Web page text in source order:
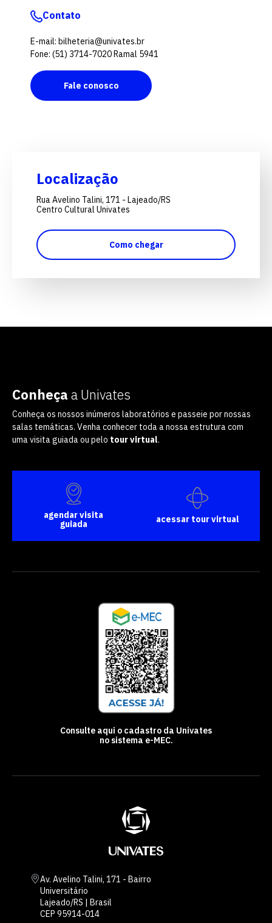
Contato
E-mail: bilheteria@univates.br
Fone: (51) 3714-7020 Ramal 5941
Fale conosco
Localização
Rua Avelino Talini, 171 - Lajeado/RS
Centro Cultural Univates
Como chegar
Conheça a Univates
Conheça os nossos inúmeros laboratórios e passeie por nossas
salas temáticas. Venha conhecer toda a nossa estrutura com
uma visita guiada ou pelo tour virtual.
agendar visita
guiada
acessar tour virtual
Consulte aqui o cadastro da Univates
no sistema e-MEC.
Av. Avelino Talini, 171 - Bairro
Universitário
Lajeado/RS | Brasil
CEP 95914-014